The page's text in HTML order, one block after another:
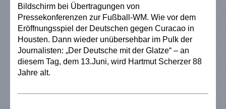
Bildschirm bei Übertragungen von
Pressekonferenzen zur Fußball-WM. Wie vor dem
Eröffnungsspiel der Deutschen gegen Curacao in
Housten. Dann wieder unübersehbar im Pulk der
Journalisten: „Der Deutsche mit der Glatze“ – an
diesem Tag, dem 13.Juni, wird Hartmut Scherzer 88
Jahre alt.